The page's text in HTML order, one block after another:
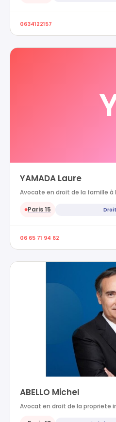
0634122157
YAMADA Laure
Avocate en droit de la famille à
●Paris 15
06 65 71 94 62
ABELLO Michel
Avocat en droit de la propriete